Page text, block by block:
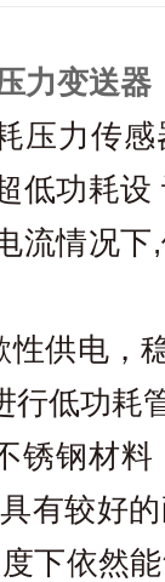
力变送器
压力传
低功耗设
流情况下,
供电，
行低功耗
锈钢材料
有较好的
下依然